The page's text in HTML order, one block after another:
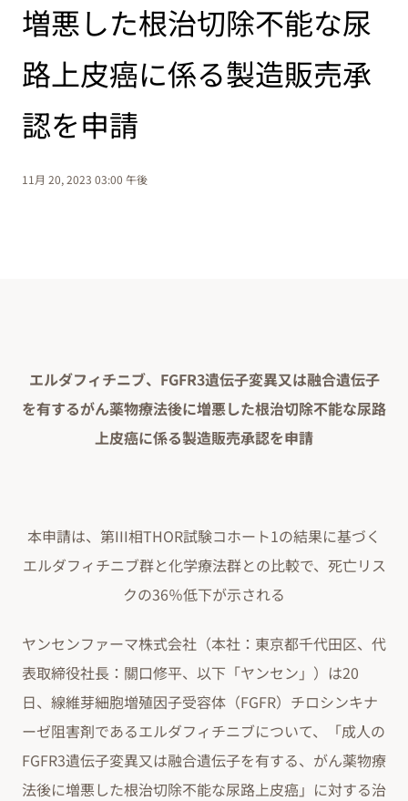
増悪した根治切除不能な尿
路上皮癌に係る製造販売承
認を申請
11月 20, 2023 03:00 午後
エルダフィチニブ、FGFR3遺伝子変異又は融合遺伝子
を有するがん薬物療法後に増悪した根治切除不能な尿路
上皮癌に係る製造販売承認を申請
本申請は、第III相THOR試験コホート1の結果に基づく
エルダフィチニブ群と化学療法群との比較で、死亡リス
クの36％低下が示される
ヤンセンファーマ株式会社（本社：東京都千代田区、代
表取締役社長：關口修平、以下「ヤンセン」）は20
日、線維芽細胞増殖因子受容体（FGFR）チロシンキナ
ーゼ阻害剤であるエルダフィチニブについて、「成人の
FGFR3遺伝子変異又は融合遺伝子を有する、がん薬物療
法後に増悪した根治切除不能な尿路上皮癌」に対する治